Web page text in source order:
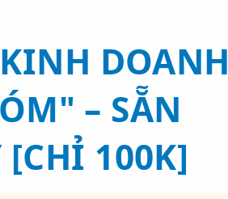
DOANH
– SẴN
[CHỈ 100K]